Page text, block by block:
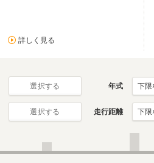
詳しく見る
選択する 年式
選択する 走行距離